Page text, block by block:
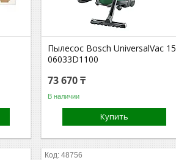
Пылесос Bosch UniversalVac 15
06033D1100
73 670 ₸
В наличии
Купить
48756